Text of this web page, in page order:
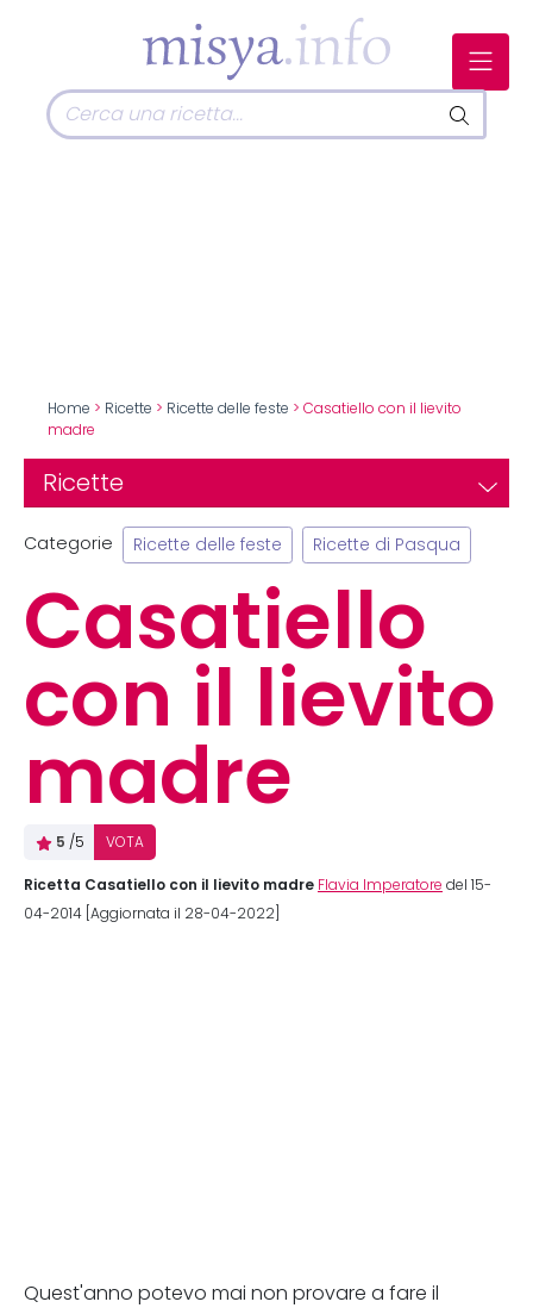
Home > Ricette > Ricette delle feste > Casatiello con il lievito
madre
Ricette
Categorie Ricette delle feste Ricette di Pasqua
Casatiello
con il lievito
madre
5 /5 VOTA
Ricetta Casatiello con il lievito madre Flavia Imperatore del 15-
04-2014 [Aggiornata il 28-04-2022]
Quest'anno potevo mai non provare a fare il